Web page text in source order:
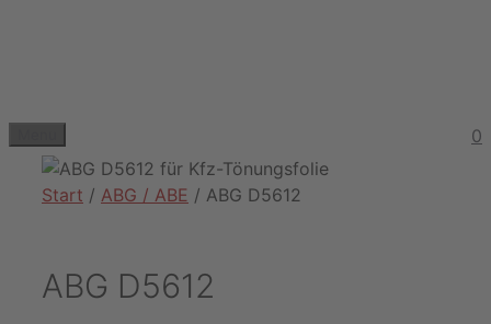
0
Start / ABG / ABE / ABG D5612
ABG D5612